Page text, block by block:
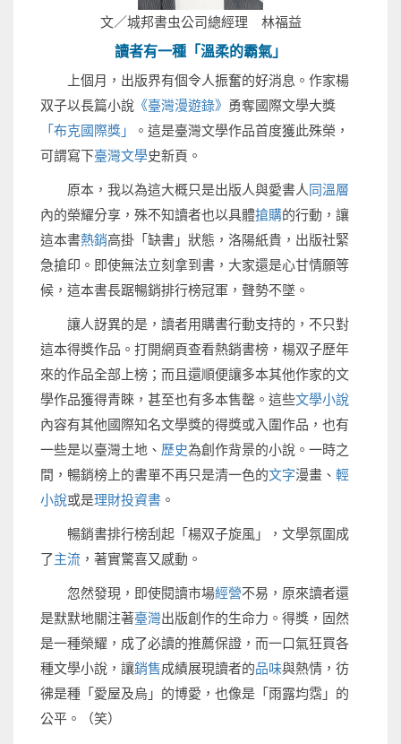
文／城邦書虫公司總經理 林福益
讀者有一種「溫柔的霸氣」
上個月，出版界有個令人振奮的好消息。作家楊
双子以長篇小說 《臺灣漫遊錄》 勇奪國際文學大獎
「布克國際獎」
。這是臺灣文學作品首度獲此殊榮，
可謂寫下臺灣文學史新頁。
原本，我以為這大概只是出版人與愛書人 同溫層
內的榮耀分享，殊不知讀者也以具體搶購的行動，讓
這本書熱銷高掛「缺書」狀態，洛陽紙貴，出版社緊
急搶印。即使無法立刻拿到書，大家還是心甘情願等
候，這本書長踞暢銷排行榜冠軍，聲勢不墜。
讓人訝異的是，讀者用購書行動支持的，不只對
這本得獎作品。打開網頁查看熱銷書榜，楊双子歷年
來的作品全部上榜；而且還順便讓多本其他作家的文
學作品獲得青睞，甚至也有多本售罄。這些文學小說
內容有其他國際知名文學獎的得獎或入圍作品，也有
一些是以臺灣土地、 歷史為創作背景的小說。一時之
間，暢銷榜上的書單不再只是清一色的文字漫畫、 輕
小說或是理財投資書 。
暢銷書排行榜刮起「楊双子旋風」，文學氛圍成
了主流 ，著實驚喜又感動。
忽然發現，即使閱讀市場經營不易，原來讀者還
是默默地關注著臺灣出版創作的生命力。得獎，固然
是一種榮耀，成了必讀的推薦保證，而一口氣狂買各
種文學小說，讓銷售成績展現讀者的品味與熱情，彷
彿是種「愛屋及烏」的博愛，也像是「雨露均霑」的
公平。（笑）